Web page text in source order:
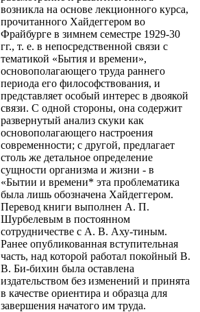
возникла на основе лекционного курса,
прочитанного Хайдеггером во
Фрайбурге в зимнем семестре 1929-30
гг., т. е. в непосредственной связи с
тематикой «Бытия и времени»,
основополагающего труда раннего
периода его философствования, и
представляет особый интерес в двоякой
связи. С одной стороны, она содержит
развернутый анализ скуки как
основополагающего настроения
современности; с другой, предлагает
столь же детальное определение
сущности организма и жизни - в
«Бытии и времени* эта проблематика
была лишь обозначена Хайдеггером.
Перевод книги выполнен А. П.
Шурбелевым в постоянном
сотрудничестве с А. В. Аху-тиным.
Ранее опубликованная вступительная
часть, над которой работал покойный В.
В. Би-бихин была оставлена
издательством без изменений и принята
в качестве ориентира и образца для
завершения начатого им труда.